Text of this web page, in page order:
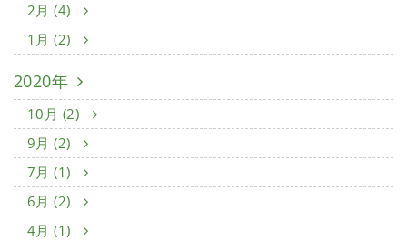
2月 (4)
1月 (2)
2020年
10月 (2)
9月 (2)
7月 (1)
6月 (2)
4月 (1)